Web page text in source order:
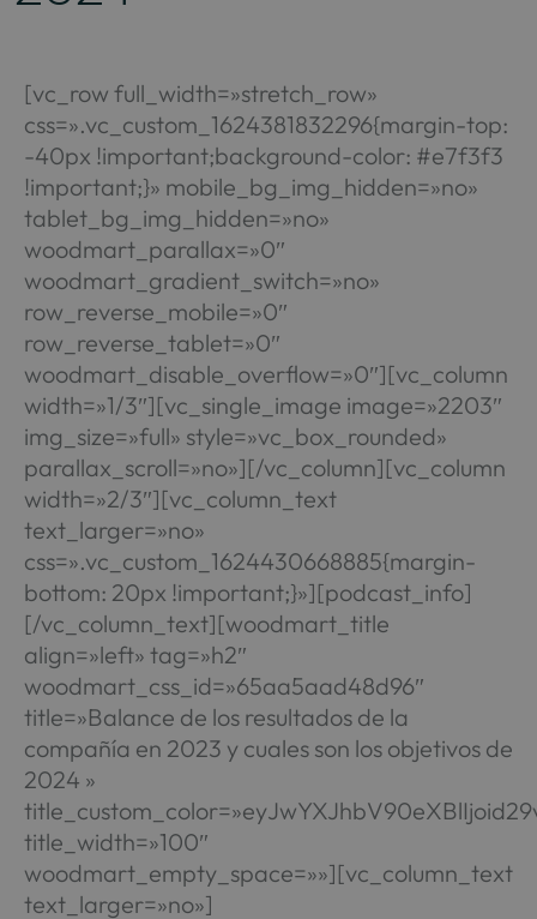
[vc_row full_width=»stretch_row»
css=».vc_custom_1624381832296{margin-top:
-40px !important;background-color: #e7f3f3
!important;}» mobile_bg_img_hidden=»no»
tablet_bg_img_hidden=»no»
woodmart_parallax=»0″
woodmart_gradient_switch=»no»
row_reverse_mobile=»0″
row_reverse_tablet=»0″
woodmart_disable_overflow=»0″][vc_column
width=»1/3″][vc_single_image image=»2203″
img_size=»full» style=»vc_box_rounded»
parallax_scroll=»no»][/vc_column][vc_column
width=»2/3″][vc_column_text
text_larger=»no»
css=».vc_custom_1624430668885{margin-
bottom: 20px !important;}»][podcast_info]
[/vc_column_text][woodmart_title
align=»left» tag=»h2″
woodmart_css_id=»65aa5aad48d96″
title=»Balance de los resultados de la
compañía en 2023 y cuales son los objetivos de
2024 »
title_width=»100″
woodmart_empty_space=»»][vc_column_text
text_larger=»no»]